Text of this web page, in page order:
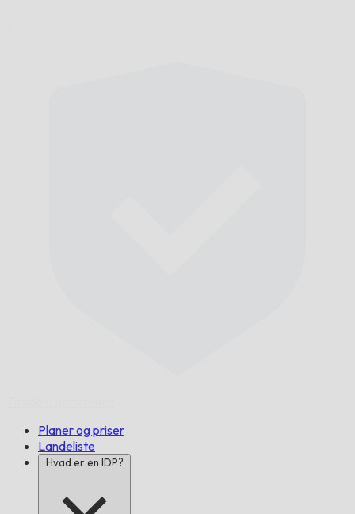
Planer og priser
Landeliste
Hvad er en IDP?